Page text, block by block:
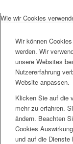
Wie wir Cookies
Wir können
werden. Wir
unsere Websites
Nutzererfahrung
Website anpassen.
Klicken Sie auf die
mehr zu erfahren.
ändern. Beachten
Cookies
und auf die Dienste